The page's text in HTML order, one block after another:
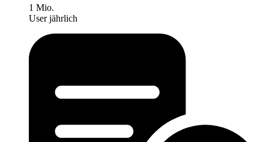
1 Mio.
User jährlich